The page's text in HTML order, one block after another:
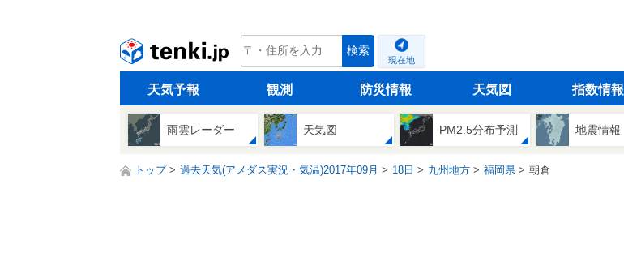
tenki.jp 検索
現在地
天気予報 観測 防災情報 天気図 指数情報
雨雲レーダー 天気図 PM2.5分布予測 地震情報
トップ 過去天気(アメダス実況・気温)2017年09月 18日 九州地方 福岡県 朝倉